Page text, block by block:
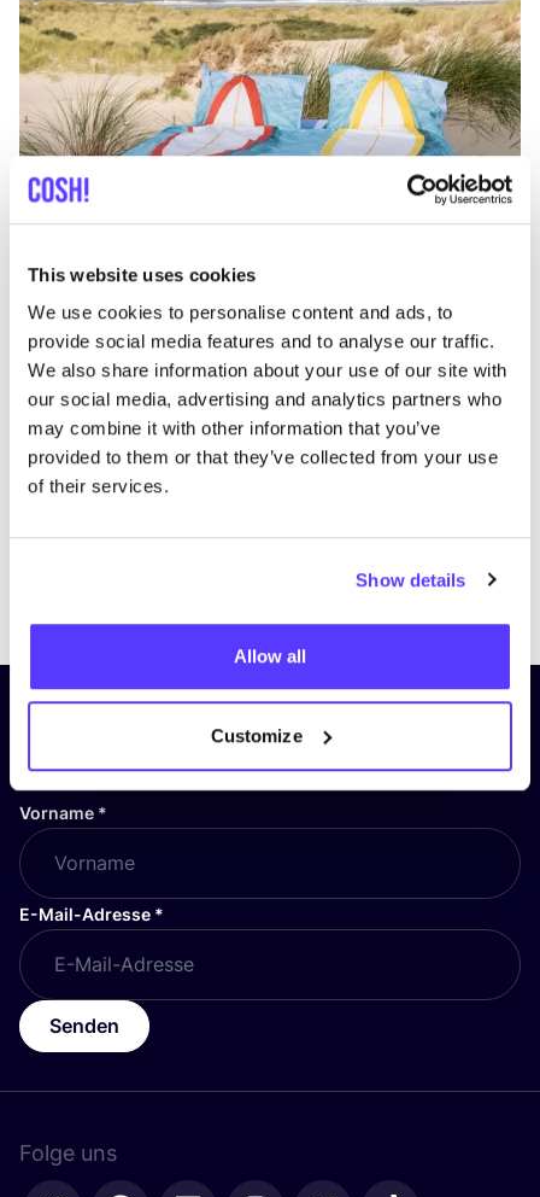
This website uses cookies
We use cookies to personalise content and ads, to
provide social media features and to analyse our traffic.
We also share information about your use of our site with
our social media, advertising and analytics partners who
may combine it with other information that you’ve
provided to them or that they’ve collected from your use
of their services.
Show details
Allow all
Customize
PreviousNext
Abonniere unseren Newsletter
und bleibe auf dem Laufenden!
Vorname *
E-Mail-Adresse *
Senden
Folge uns